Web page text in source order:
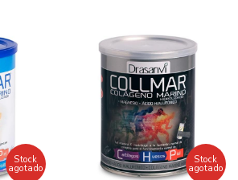
Stock
agotado
Stock
agotado